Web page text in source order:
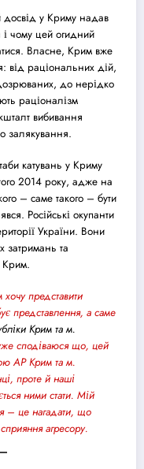
у Криму надав
і чому цей огидний
Власне, Крим вже
від раціональних дій,
до нерідко
раціоналізм
вибивання
залякування.
катувань у Криму
2014 року, адже на
– саме такого – бути
Російські окупанти
України. Вони
затримань та
Крим.
представити
представлення, а саме
Крим та м.
сподіваюся що, цей
АР Крим та м.
проте й наші
ними стати. Мій
– це нагадати, що
агресору.